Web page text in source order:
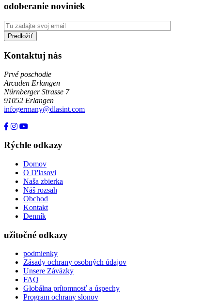
odoberanie noviniek
Kontaktuj nás
Prvé poschodie
Arcaden Erlangen
Nürnberger Strasse 7
91052 Erlangen
infogermany@dlasint.com
Rýchle odkazy
Domov
O D'lasovi
Naša zbierka
Náš rozsah
Obchod
Kontakt
Denník
užitočné odkazy
podmienky
Zásady ochrany osobných údajov
Unsere Záväzky
FAQ
Globálna prítomnosť a úspechy
Program ochrany slonov